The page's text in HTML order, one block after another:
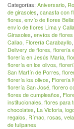
mlAni_016
cantidad
Categorías: Aniversario,
de girasoles, canasta con
flores, envío de flores
envío de flores Lima y
Girasoles, envíos de
Callao, Florería Carabayllo,
Delivery de flores, florería
florería en Jesús María,
florería en los olivos,
San Martín de Porres,
florería los olivos, Florería
florería San José, florero
flores de cumpleaños,
institucionales, flores para
chocolates, La Victoria,
regalos, Rímac, rosas,
de tulipanes